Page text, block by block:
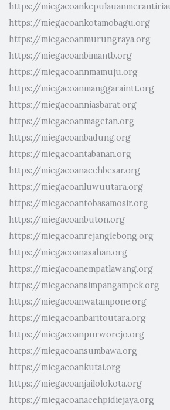
https://
https://miegacoankotamobagu.org
https://miegacoanmurungraya.org
https://miegacoanbimantb.org
https://miegacoannmamuju.org
https://miegacoanmanggaraintt.org
https://miegacoanniasbarat.org
https://miegacoanmagetan.org
https://miegacoanbadung.org
https://miegacoantabanan.org
https://miegacoanacehbesar.org
https://miegacoanluwuutara.org
https://miegacoantobasamosir.org
https://miegacoanbuton.org
https://miegacoanrejanglebong.org
https://miegacoanasahan.org
https://miegacoanempatlawang.org
https://miegacoansimpangampek.org
https://miegacoanwatampone.org
https://miegacoanbaritoutara.org
https://miegacoanpurworejo.org
https://miegacoansumbawa.org
https://miegacoankutai.org
https://miegacoanjailolokota.org
https://miegacoanacehpidiejaya.org